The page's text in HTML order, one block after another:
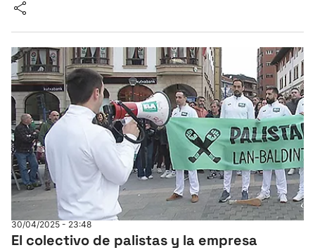
30/04/2025 - 23:48
El colectivo de palistas y la empresa